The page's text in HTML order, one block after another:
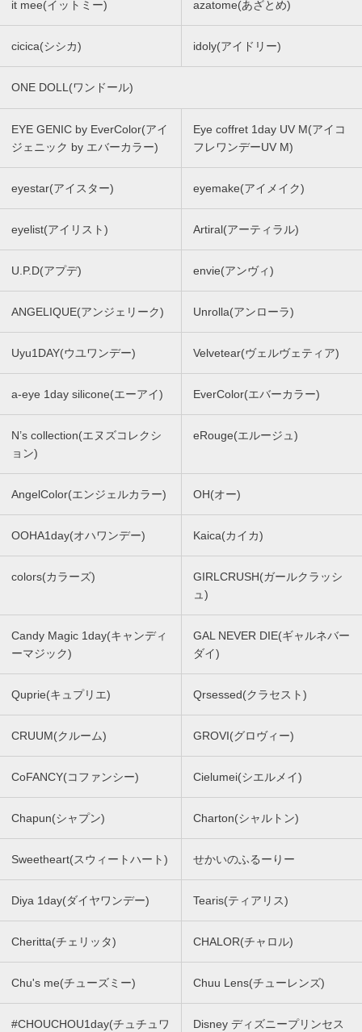
it mee(イットミー) azatome(あざとめ)
cicica(シシカ) idoly(アイドリー)
ONE DOLL(ワンドール)
EYE GENIC by EverColor(アイ
ジェニック by エバーカラー)
Eye coffret 1day UV M(アイコ
フレワンデーUV M)
eyestar(アイスター) eyemake(アイメイク)
eyelist(アイリスト) Artiral(アーティラル)
U.P.D(アプデ) envie(アンヴィ)
ANGELIQUE(アンジェリーク) Unrolla(アンローラ)
Uyu1DAY(ウユワンデー) Velvetear(ヴェルヴェティア)
a-eye 1day silicone(エーアイ) EverColor(エバーカラー)
N’s collection(エヌズコレクシ
ョン)
eRouge(エルージュ)
AngelColor(エンジェルカラー) OH(オー)
OOHA1day(オハワンデー) Kaica(カイカ)
colors(カラーズ)
GIRLCRUSH(ガールクラッシ
ュ)
Candy Magic 1day(キャンディ
ーマジック)
GAL NEVER DIE(ギャルネバー
ダイ)
Quprie(キュプリエ) Qrsessed(クラセスト)
CRUUM(クルーム) GROVI(グロヴィー)
CoFANCY(コファンシー) Cielumei(シエルメイ)
Chapun(シャプン) Charton(シャルトン)
Sweetheart(スウィートハート) せかいのふるーりー
Diya 1day(ダイヤワンデー) Tearis(ティアリス)
Cheritta(チェリッタ) CHALOR(チャロル)
Chu's me(チューズミー) Chuu Lens(チューレンズ)
#CHOUCHOU1day(チュチュワ
Disney ディズニープリンセス